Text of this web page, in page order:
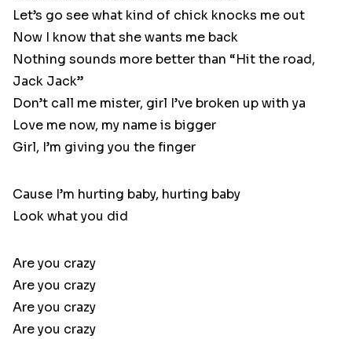
Let’s go see what kind of chick knocks me out
Now I know that she wants me back
Nothing sounds more better than “Hit the road,
Jack Jack”
Don’t call me mister, girl I’ve broken up with ya
Love me now, my name is bigger
Girl, I’m giving you the finger
Cause I’m hurting baby, hurting baby
Look what you did
Are you crazy
Are you crazy
Are you crazy
Are you crazy